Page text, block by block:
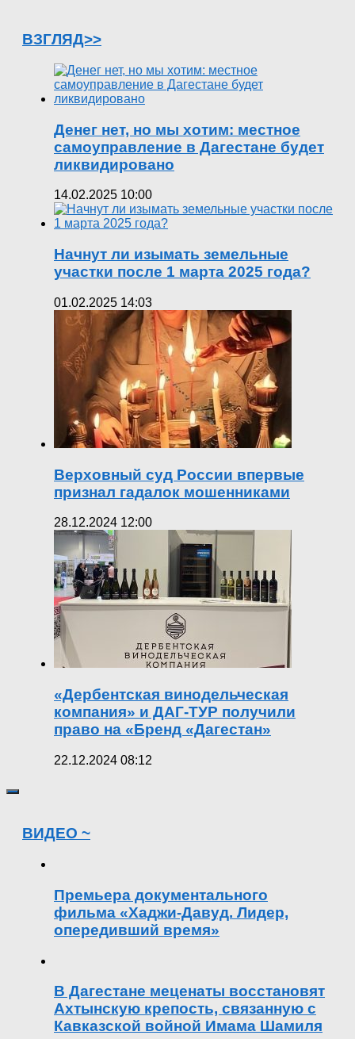
ВЗГЛЯД>>
Денег нет, но мы хотим: местное
самоуправление в Дагестане будет
ликвидировано
14.02.2025 10:00
Начнут ли изымать земельные
участки после 1 марта 2025 года?
01.02.2025 14:03
Верховный суд России впервые
признал гадалок мошенниками
28.12.2024 12:00
«Дербентская винодельческая
компания» и ДАГ-ТУР получили
право на «Бренд «Дагестан»
22.12.2024 08:12
ВИДЕО ~
Премьера документального
фильма «Хаджи-Давуд. Лидер,
опередивший время»
В Дагестане меценаты восстановят
Ахтынскую крепость, связанную с
Кавказской войной Имама Шамиля